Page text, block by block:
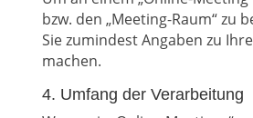
bzw. den „Meeting-Raum“ zu
Sie zumindest Angaben zu
machen.
4. Umfang der Verarbeitung